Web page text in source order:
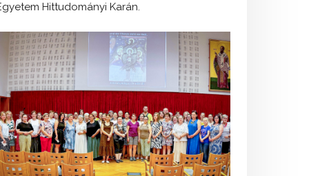
Hittudományi Karán.